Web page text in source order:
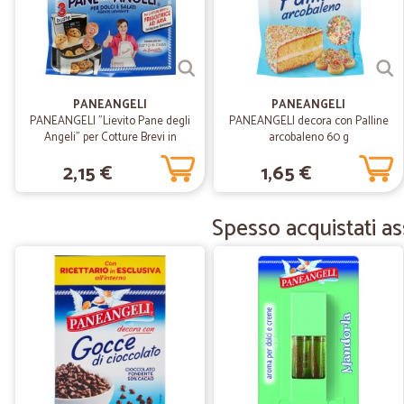
PANEANGELI
PANEANGELI "Lievito Pane degli
Angeli" per Cotture Brevi in
Friggitrice ad Aria 3 x 13 g
2,15 €
PANEANGELI
PANEANGELI decora con Palline
arcobaleno 60 g
1,65 €
Spesso acquistati